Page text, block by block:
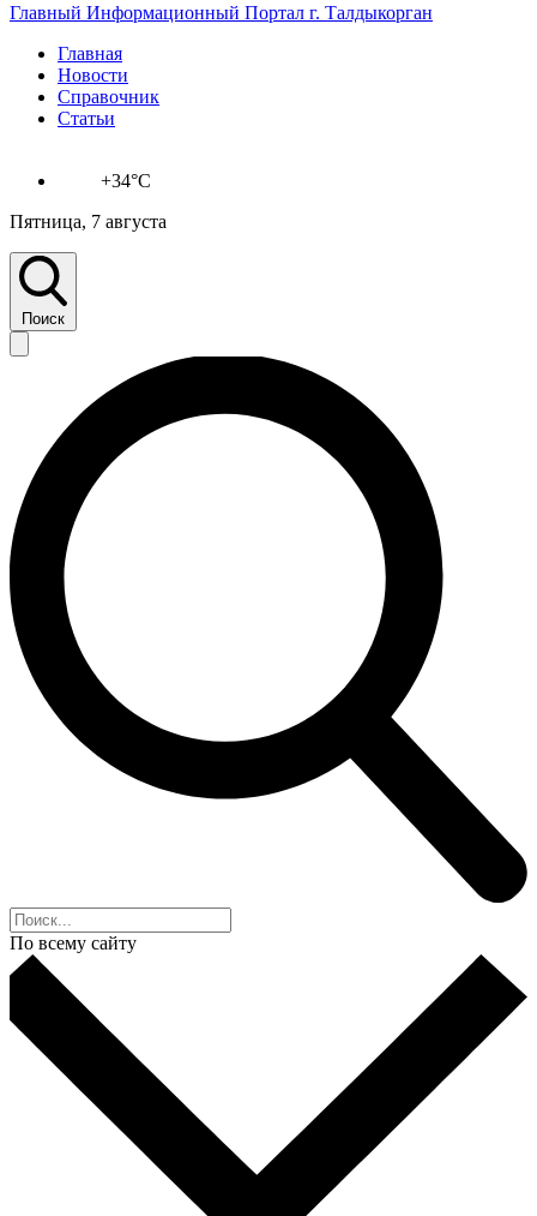
Главный Информационный Портал г. Талдыкорган
Главная
Новости
Справочник
Статьи
+34°C
Пятница, 7 августа
Поиск
По всему сайту